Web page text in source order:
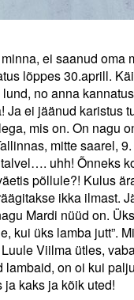
ei saanud oma
lõppes 30.aprill.
no anna
ei jäänud karistus
mis on. On nagu
mitte saarel,
uhh! Õnneks
põllule?! Kulus
ikka ilmast.
Mardi nüüd on.
kui üks lamba jutt”.
Viilma ütles,
lambaid, on oi kui
ja kaks ja kõik uted!